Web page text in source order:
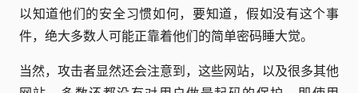
以知道他们的安全习惯如何，要知道，假如没有这个事
件，绝大多数人可能正靠着他们的简单密码睡大觉。
当然，攻击者显然还会注意到，这些网站，以及很多其他